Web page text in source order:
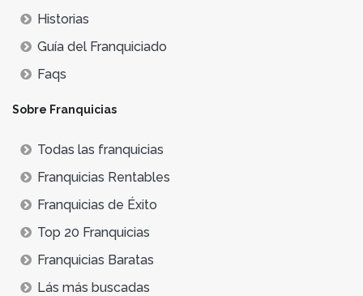
Historias
Guía del Franquiciado
Faqs
Sobre Franquicias
Todas las franquicias
Franquicias Rentables
Franquicias de Éxito
Top 20 Franquicias
Franquicias Baratas
Lás más buscadas